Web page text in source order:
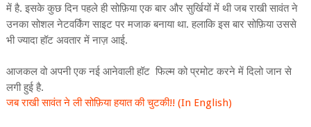
में है. इसके कुछ दिन पहले ही सोफ़िया एक बार और सुर्खियों में थी जब राखी सावंत ने
उनका सोशल नेटवर्किंग साइट पर मजाक बनाया था. हलाकि इस बार सोफ़िया उससे
भी ज्यादा हॉट अवतार में नाज़ आई.
आजकल वो अपनी एक नई आनेवाली हॉट फिल्म को प्रमोट करने में दिलो जान से
लगी हुई है.
जब राखी सावंत ने ली सोफ़िया हयात की चुटकी!! (In English)